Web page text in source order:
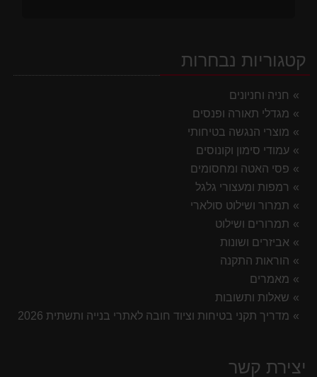
קטגוריות נבחרות
חניה וחניונים
מגדלי תאורה ופנסים
מוצרי הנגשה בטיחותי
עמודי סימון וקונוסים
פסי האטה ומחסומים
רמפות ומעצורי גלגל
תמרור ושילוט סולארי
תמרורים ושילוט
אביזרים ושונות
הוראות התקנה
מאמרים
שאלות ותשובות
מדריך תקני בטיחות וציוד חובה לאתרי בנייה ותשתית 2026
יצירת קשר